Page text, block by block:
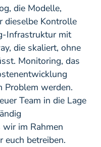
die Modelle,
dieselbe Kontrolle
Infrastruktur mit
die skaliert, ohne
Monitoring, das
Problem werden.
Team in die Lage
im Rahmen
euch betreiben.